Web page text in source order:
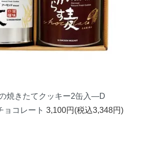
焼きたてクッキー2缶入―D
ョコレート 3,100円(税込3,348円)